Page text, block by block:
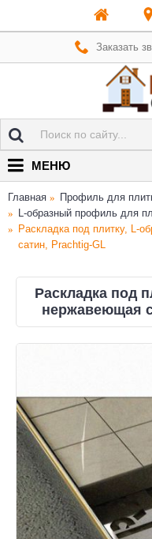
Заказать
МЕНЮ
Главная
Профиль для
L-образный профиль для
Раскладка под плитку, L-
сатин, Prachtig-GL
Раскладка под
нержавеющая